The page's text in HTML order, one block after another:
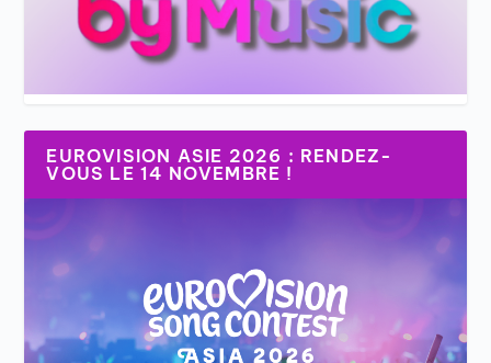
EUROVISION ASIE 2026 : RENDEZ-
VOUS LE 14 NOVEMBRE !